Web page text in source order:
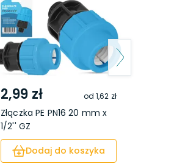
2,99 zł od1,62 zł
Złączka PE PN16 20 mm x
1/2'' GZ
Dodaj do koszyka